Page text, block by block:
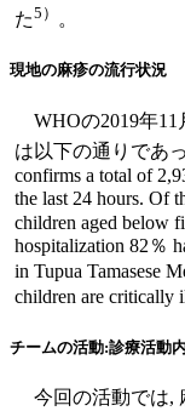
た5） 。
現地の麻疹の流行状況
WHOの2019年
は以下の通りであ
confirms a total of
the last 24 hours. Of
children aged below
hospitalization 82％
in Tupua Tamasese
children are critically
チームの活動:診療活動
今回の活動では,